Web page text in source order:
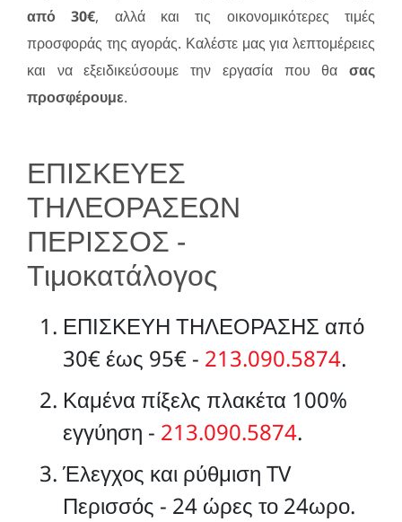
από 30€, αλλά και τις οικονομικότερες τιμές
προσφοράς της αγοράς. Καλέστε μας για λεπτομέρειες
και να εξειδικεύσουμε την εργασία που θα σας
προσφέρουμε.
ΕΠΙΣΚΕΥΕΣ
ΤΗΛΕΟΡΑΣΕΩΝ
ΠΕΡΙΣΣΟΣ -
Τιμοκατάλογος
ΕΠΙΣΚΕΥΗ ΤΗΛΕΟΡΑΣΗΣ από
30€ έως 95€ - 213.090.5874.
Καμένα πίξελς πλακέτα 100%
εγγύηση - 213.090.5874.
Έλεγχος και ρύθμιση TV
Περισσός - 24 ώρες το 24ωρο.